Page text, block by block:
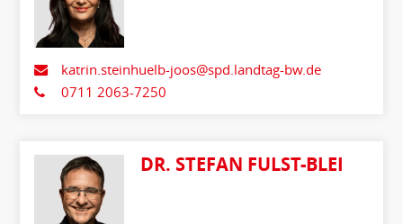
katrin.steinhuelb-joos@spd.landtag-bw.de
0711 2063-7250
DR. STEFAN FULST-BLEI